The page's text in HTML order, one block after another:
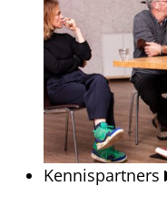
Kennispartners